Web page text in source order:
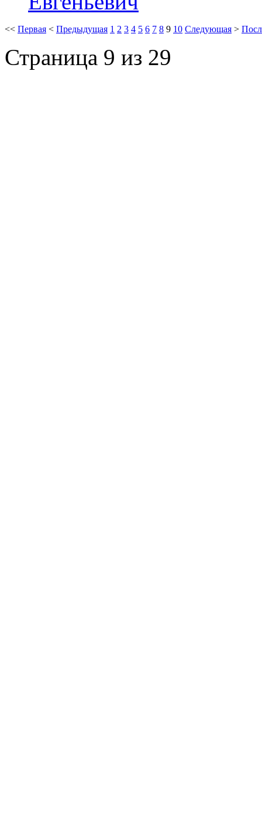
<< Первая < Предыдущая 1 2 3 4 5 6 7 8 9 10 Следующая >
Страница 9 из 29